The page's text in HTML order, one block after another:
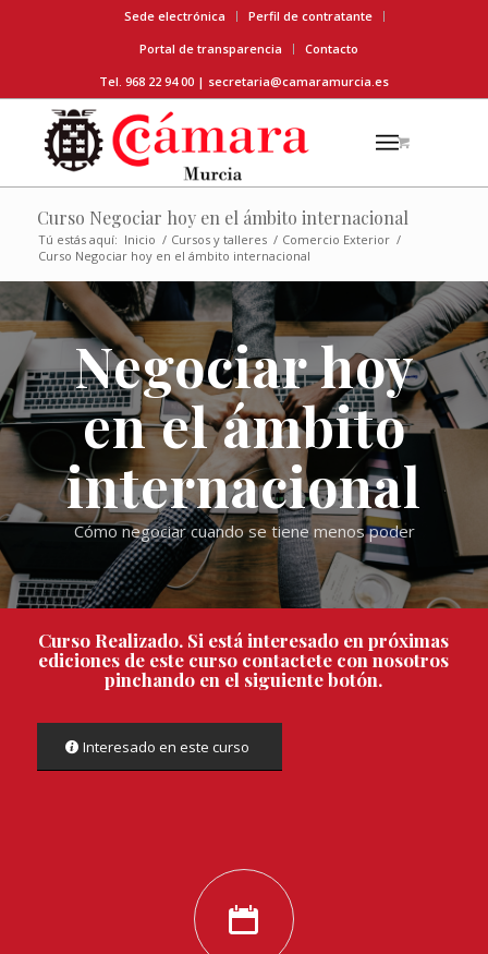
Sede electrónica
Perfil de contratante
Portal de transparencia
Contacto
Tel. 968 22 94 00 | secretaria@camaramurcia.es
Curso Negociar hoy en el ámbito internacional
Tú estás aquí: Inicio / Cursos y talleres / Comercio Exterior /
Curso Negociar hoy en el ámbito internacional
Negociar hoy
en el ámbito
internacional
Cómo negociar cuando se tiene menos poder
Curso Realizado. Si está interesado en próximas
ediciones de este curso contactete con nosotros
pinchando en el siguiente botón.
Interesado en este curso